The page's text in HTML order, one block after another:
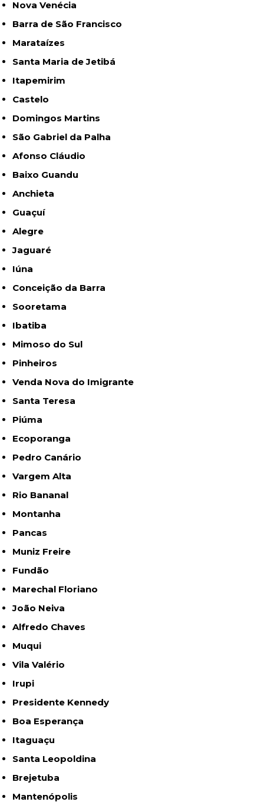
Nova Venécia
Barra de São Francisco
Marataízes
Santa Maria de Jetibá
Itapemirim
Castelo
Domingos Martins
São Gabriel da Palha
Afonso Cláudio
Baixo Guandu
Anchieta
Guaçuí
Alegre
Jaguaré
Iúna
Conceição da Barra
Sooretama
Ibatiba
Mimoso do Sul
Pinheiros
Venda Nova do Imigrante
Santa Teresa
Piúma
Ecoporanga
Pedro Canário
Vargem Alta
Rio Bananal
Montanha
Pancas
Muniz Freire
Fundão
Marechal Floriano
João Neiva
Alfredo Chaves
Muqui
Vila Valério
Irupi
Presidente Kennedy
Boa Esperança
Itaguaçu
Santa Leopoldina
Brejetuba
Mantenópolis